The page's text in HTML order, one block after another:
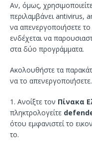
Αν, όμως,
περιλαμβάνει antivirus,
να απενεργοποιήσετε
ενδέχεται να
στα δύο προγράμματα.
Ακολουθήστε τα
να το απενεργοποιήσετε.
1. Ανοίξτε τον Πίνακα
πληκτρολογείτε
ότου εμφανιστεί το
το.